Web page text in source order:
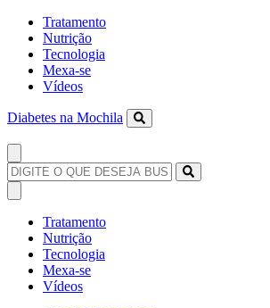
Tratamento
Nutrição
Tecnologia
Mexa-se
Vídeos
Diabetes na Mochila
Tratamento
Nutrição
Tecnologia
Mexa-se
Vídeos